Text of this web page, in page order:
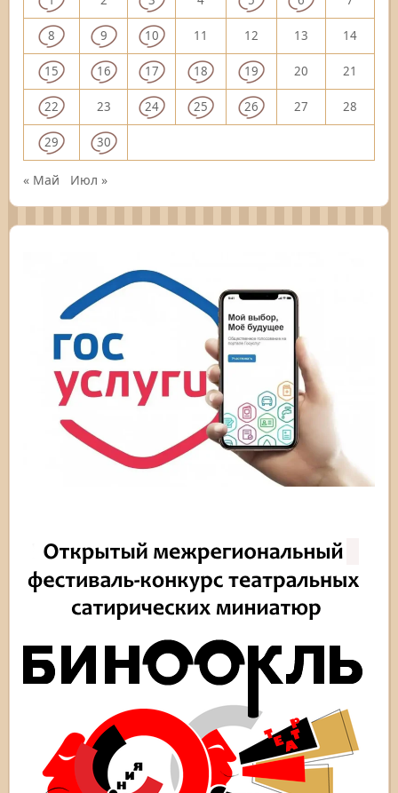
8 9 10 11 12 13 14
15 16 17 18 19 20 21
22 23 24 25 26 27 28
29 30
« Май Июл »